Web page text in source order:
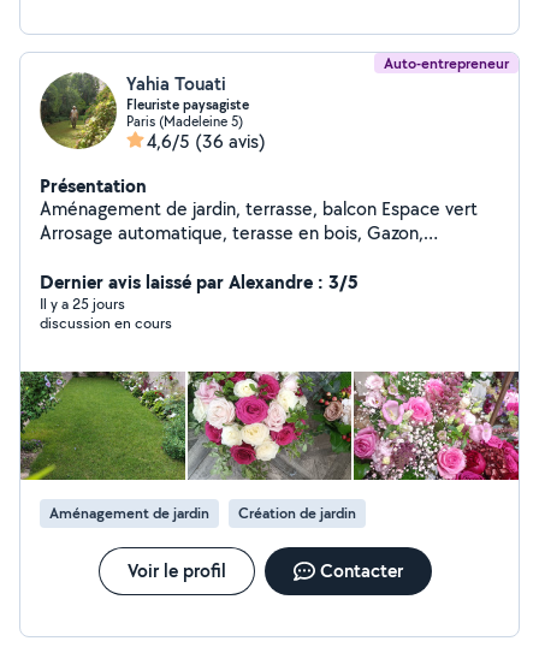
Auto-entrepreneur
Yahia Touati
Fleuriste paysagiste
Paris (Madeleine 5)
4,6/5 (36 avis)
Présentation
Aménagement de jardin, terrasse, balcon Espace vert
Arrosage automatique, terasse en bois, Gazon,
Dernier avis laissé par Alexandre : 3/5
Il y a 25 jours
discussion en cours
Aménagement de jardin Création de jardin
Voir le profil Contacter